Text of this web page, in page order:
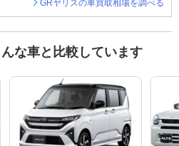
GRヤリスの車買取相場を調べる
な車と比較しています